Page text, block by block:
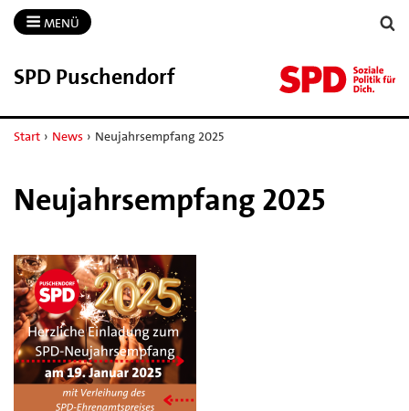
MENÜ
SPD Puschendorf
Start › News › Neujahrsempfang 2025
Neujahrsempfang 2025